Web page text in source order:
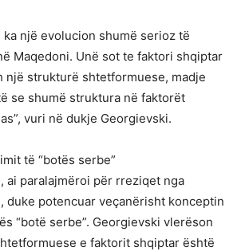
ka një evolucion shumë serioz të
Maqedoni. Unë sot te faktori shqiptar
një strukturë shtetformuese, madje
se shumë struktura në faktorët
vuri në dukje Georgievski.
të “botës serbe”
ai paralajmëroi për rreziqet nga
duke potencuar veçanërisht konceptin
“botë serbe”. Georgievski vlerëson
e faktorit shqiptar është